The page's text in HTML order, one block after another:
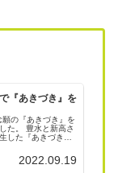
『あきづき』を
の『あきづき』を
た。 豊水と新高さ
した『あきづき』
ださい。 『あきづ
2022.09.19